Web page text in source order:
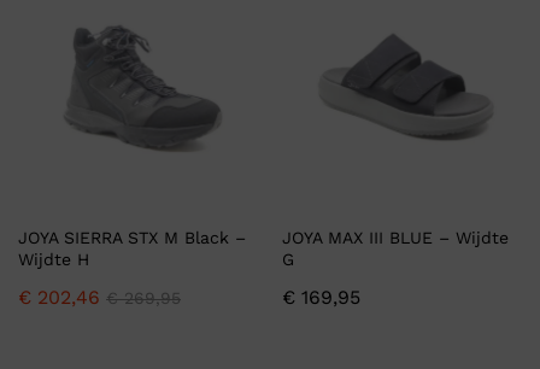
JOYA SIERRA STX M Black –
Wijdte H
€ 202,46 €269,95
JOYA MAX III BLUE – Wijdte
G
€ 169,95